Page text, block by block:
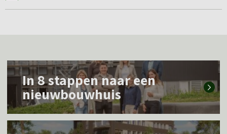
L
s
In 8 stappen naar een
nieuwbouwhuis
L